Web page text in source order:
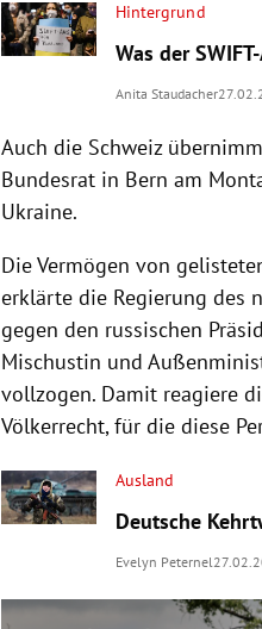
Hintergrund
Was der
Anita Staudacher
Auch die Schweiz
Bundesrat in Bern am
Ukraine.
Die Vermögen von
erklärte die Regierung des
gegen den russischen
Mischustin und
vollzogen. Damit reagiere
Völkerrecht, für die diese
Ausland
Deutsche
Evelyn Peternel